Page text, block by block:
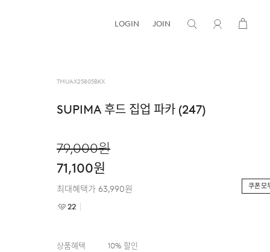
LOGIN JOIN
TMUAX25805BKX
SUPIMA 후드 집업 파카 (247)
71,100원
79,000원
최대혜택가 63,990원 쿠폰 모
22
상품혜택 10% 할인